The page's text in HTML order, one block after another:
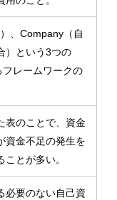
、Company（自
）という3つの
フレームワークの
表のことで、資金
資金不足の発生を
とが多い。
必要のない自己資